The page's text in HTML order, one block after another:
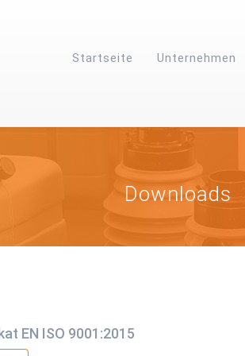
Startseite Unternehmen
Downloads
EN ISO 9001:2015